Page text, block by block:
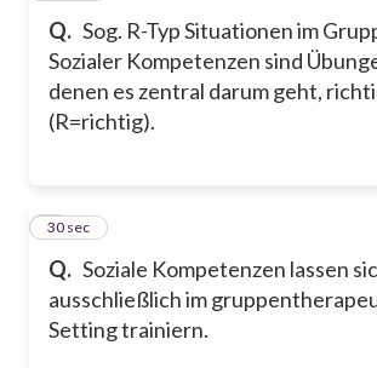
Q. Sog. R-Typ Situationen im
Sozialer Kompetenzen sind
denen es zentral darum geht,
(R=richtig).
Q. Soziale Kompetenzen lassen
ausschließlich im
Setting trainiern.
4
30 sec